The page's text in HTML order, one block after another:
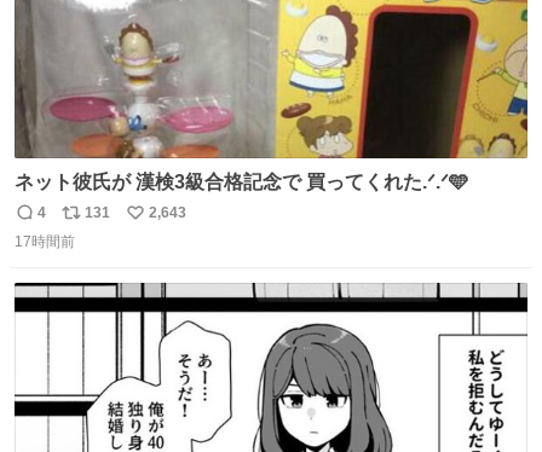
ネット彼氏が 漢検3級合格記念で 買ってくれた.ᐟ.ᐟ🩵
返
信
4
リ
ポ
ト
131
い
数
2,643
17時間前